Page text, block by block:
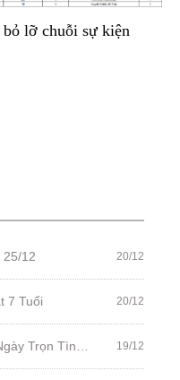
lỡ chuỗi sự kiện
25/12 20/12
7 Tuổi 20/12
19/12